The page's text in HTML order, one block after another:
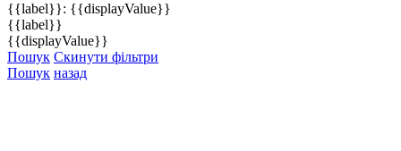
{{label}}: {{displayValue}}
{{label}}
{{displayValue}}
Пошук Скинути фільтри
Пошук назад